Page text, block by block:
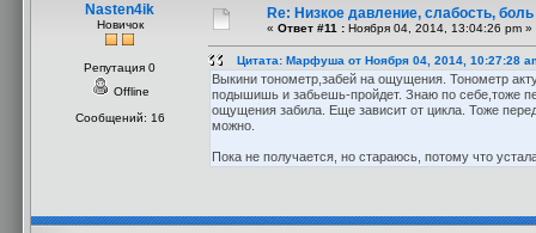
Nasten4ik
Новичок
Репутация 0
Offline
Сообщений: 16
Re: Низкое давление, слабость,
« Ответ #11 : Ноября 04, 2014, 13:04:26 pm »
Цитата: Марфуша от Ноября 04, 2014, 10:27:28
Выкини тонометр,забей на ощущения. Тонометр
подышишь и забьешь-пройдет. Знаю по себе,тоже
ощущения забила. Еще зависит от цикла. Тоже
можно.
Пока не получается, но стараюсь, потому что